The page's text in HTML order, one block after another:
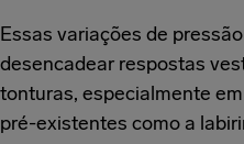
Essas variações de
desencadear respostas
tonturas, especialmente
pré-existentes como a